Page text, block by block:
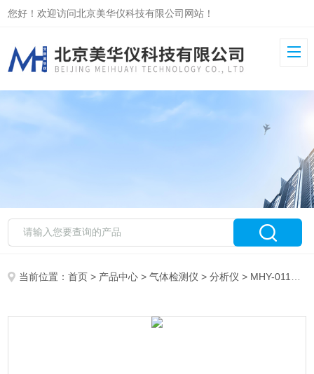
您好！欢迎访问北京美华仪科技有限公司网站！
当前位置：首页 > 产品中心 >气体检测仪 >分析仪 > MHY-01108不分光红外线一氧化碳分析仪